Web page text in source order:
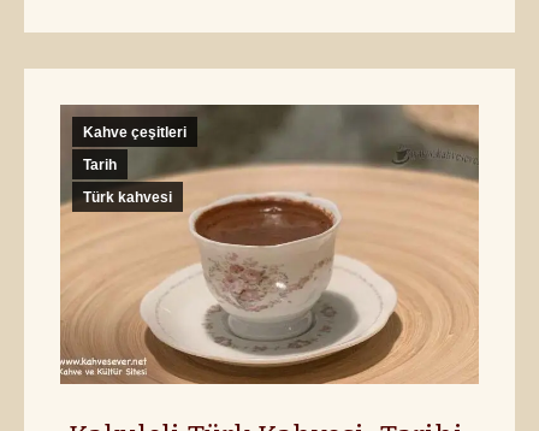
Kahve çeşitleri
Tarih
Türk kahvesi